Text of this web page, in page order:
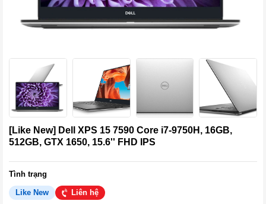
[Like New] Dell XPS 15 7590 Core i7-9750H, 16GB,
512GB, GTX 1650, 15.6'' FHD IPS
Tình trạng
Like New Liên hệ